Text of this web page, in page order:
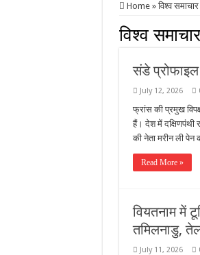
Home » विश्व
विश्व समाचार
संडे
July 12, 2026
फ्रांस की प्रमुख
हैं। देश में दक्षिणपंथी
की नेता मरीन ली
Read More »
वियतनाम में
तमिलनाडु,
July 11, 2026